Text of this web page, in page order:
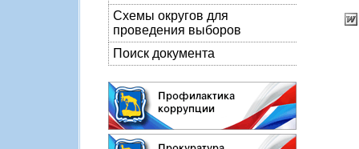
Схемы округов для
проведения выборов
Поиск документа